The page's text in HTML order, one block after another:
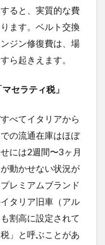
ると、実質的な費
ます。ベルト交換
ジン修復費は、場
ら起きえます。
セラティ税」
べてイタリアから
の流通在庫はほぼ
には2週間〜3ヶ月
動かせない状況が
レミアムブランド
タリア旧車（アル
割高に設定されて
」と呼ぶことがあ